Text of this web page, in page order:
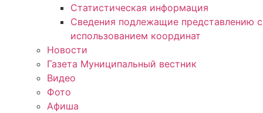
Статистическая информация
Сведения подлежащие представлению с
использованием координат
Новости
Газета Муниципальный вестник
Видео
Фото
Афиша